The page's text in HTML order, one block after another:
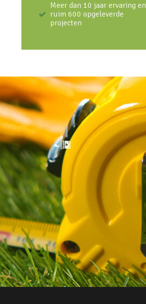
Meer dan 10 jaar ervaring en
ruim 600 opgeleverde
projecten